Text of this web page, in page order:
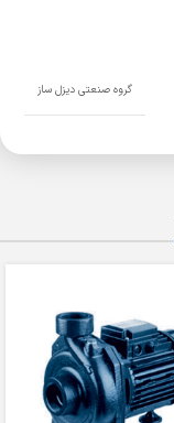
گروه صنعتی دیزل ساز